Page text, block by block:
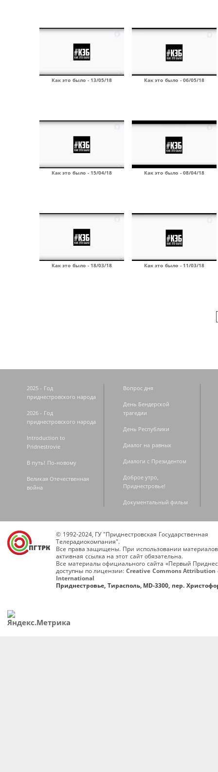
Как это было - 13/05/18 Как это было - 06/05/18
Как это было - 15/04/18 Как это было - 08/04/18
Как это было - 18/03/18 Как это было - 11/03/18
2025 - Год
приднестровского народа
2026 - Год
приднестровского народа
Introduction to
Pridnestrovie
В путь! По-новому
Великая Отечественная
война
Вопрос дня
День Бендерской
трагедии
День Республики
Диалог на равных
Диалоги с Президентом
Доброе утро,
Приднестровье!
Документальный фильм
© 1992-2024, ГУ "Приднестровская Государственная
Телерадиокомпания".
Все права защищены. При использовании
активная ссылка на этот сайт обязательна.
Все материалы официального сайта «Первый
доступны по лицензии: Creative Commons Attribution
International
Приднестровье, Тирасполь, MD-3300, пер.